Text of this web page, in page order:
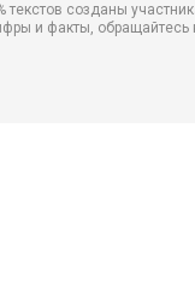
текстов созданы
и факты,